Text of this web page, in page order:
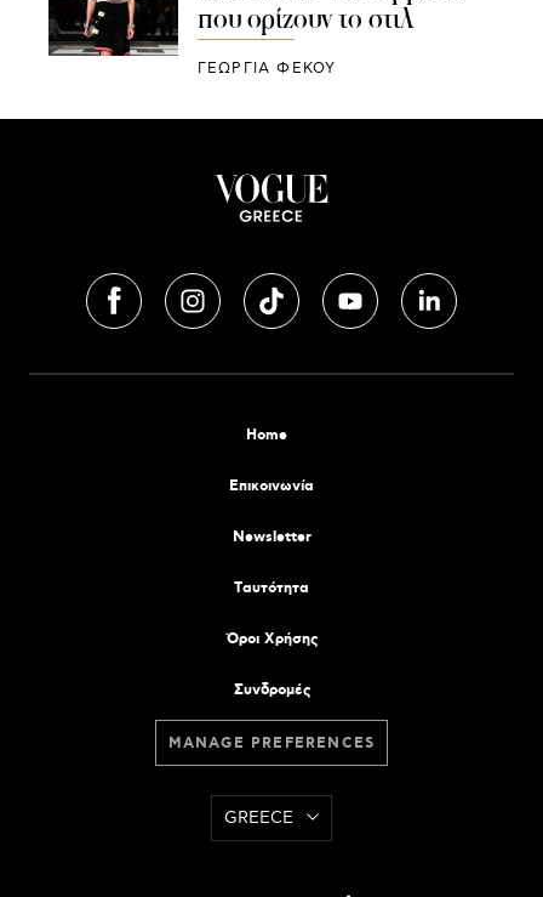
που ορίζουν το στιλ
ΓΕΩΡΓΙΑ ΦΕΚΟΥ
Home
Επικοινωνία
Newsletter
Tαυτότητα
Όροι Χρήσης
Συνδρομές
MANAGE PREFERENCES
GREECE